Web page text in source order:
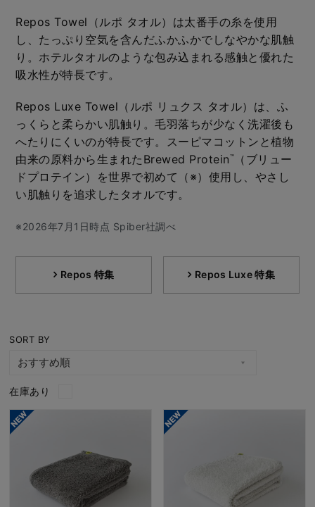
Repos Towel（ルポ タオル）は太番手の糸を使用
し、たっぷり空気を含んだふかふかでしなやかな肌触
り。ホテルタオルのような包み込まれる感触と優れた
吸水性が特長です。
Repos Luxe Towel（ルポ リュクス タオル）は、ふ
っくらと柔らかい肌触り。毛羽落ちが少なく洗濯後も
へたりにくいのが特長です。スーピマコットンと植物
由来の原料から生まれたBrewed Protein™
（ブリュー
ドプロテイン）を世界で初めて（※）使用し、やさし
い肌触りを追求したタオルです。
※2026年7月1日時点 Spiber社調べ
Repos 特集 Repos Luxe 特集
SORT BY
在庫あり